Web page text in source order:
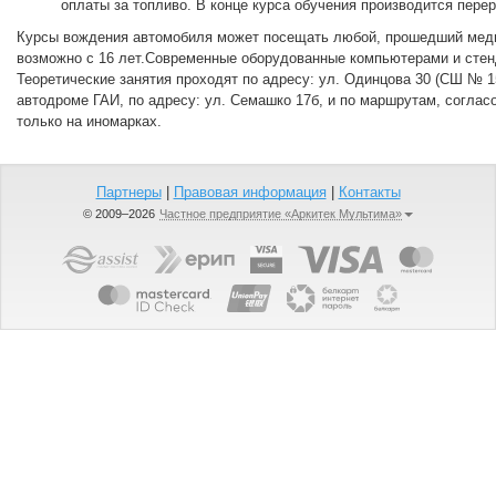
оплаты за топливо. В конце курса обучения производится
Курсы вождения автомобиля может посещать любой, прошедший
возможно с 16 лет.Современные оборудованные компьютерами и
Теоретические занятия проходят по адресу: ул. Одинцова 30 (СШ №
автодроме ГАИ, по адресу: ул. Семашко 17б, и по маршрутам,
только на иномарках.
Партнеры| Правовая информация| Контакты
© 2009–2026 Частное предприятие «Аркитек Мультима»